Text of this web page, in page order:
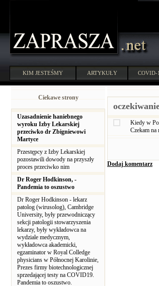
KIM JESTEŚMY ARTYKUŁY COVID-
Ciekawe strony
Uzasadnienie haniebnego
wyroku Izby Lekarskiej
przeciwko dr Zbigniewowi
Martyce
Przestępcy z Izby Lekarskiej
pozostawili dowody na przyszły
proces przeciwko nim
Dr Roger Hodkinson, -
Pandemia to oszustwo
Dr Roger Hodkinson - lekarz
patolog (wirusolog), Cambridge
University, były przewodniczący
sekcji patologii stowarzyszenia
lekarzy, były wykładowca na
wydziale medycznym,
wykładowca akademicki,
egzaminator w Royal Colledge
physicians w Północnej Karolinie,
Prezes firmy biotechnologicznej
sprzedającej testy na COVID19.
Pandemia to oszustwo.
Kiedy w
Czekam na
Dodaj komentarz